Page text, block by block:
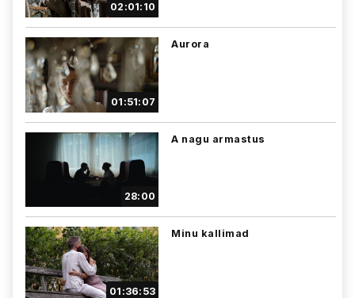
02:01:10
01:51:07
Aurora
28:00
A nagu armastus
01:36:53
Minu kallimad